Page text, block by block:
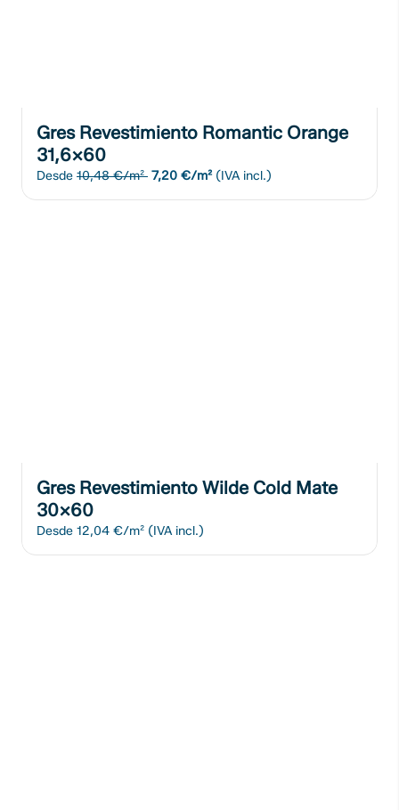
Gres Revestimiento Romantic Orange
31,6x60
Desde 10,48 €/m² 7,20 €/m² (IVA incl.)
Gres Revestimiento Wilde Cold Mate
30x60
Desde 12,04 €/m² (IVA incl.)